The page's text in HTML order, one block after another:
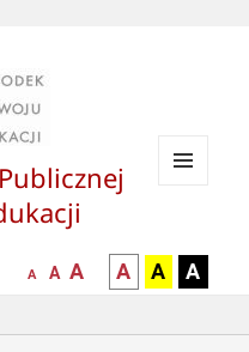
mniejsza
A
normalna
A
większa-
czcionka
A
kontrast
czarny
A
kontrast
czarny
A
żółty
A